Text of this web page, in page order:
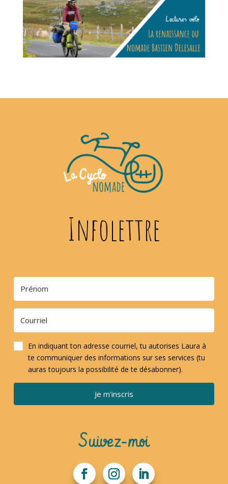
Infolettre
En indiquant ton adresse courriel, tu autorises Laura à
te communiquer des informations sur ses services (tu
auras toujours la possibilité de te désabonner).
Je m'inscris
Suivez-moi